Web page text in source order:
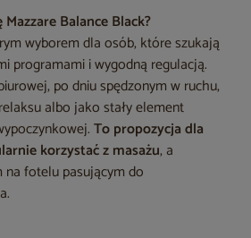
Balance Black?
wyborem dla osób, które szukają
programami i wygodną regulacją.
po dniu spędzonym w ruchu,
albo jako stały element
To propozycja dla
korzystać z masażu, a
na fotelu pasującym do